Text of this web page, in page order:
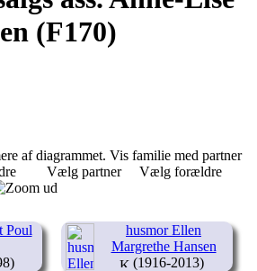
(F170)
af diagrammet. Vis familie med partner
Vælg partner Vælg forældre
Poul
husmor Ellen
Margrethe Hansen
(1916-2013)